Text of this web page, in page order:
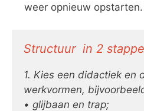
weer opnieuw
Structuur in 2
1. Kies een didactiek en
werkvormen,
• glijbaan en trap;